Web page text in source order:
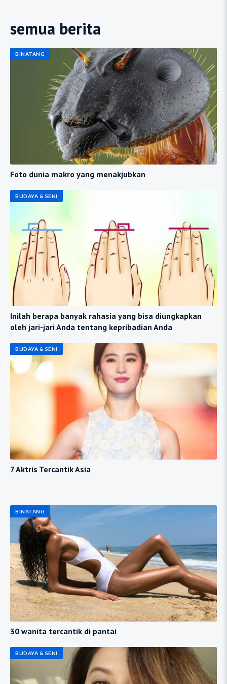
semua berita
BINATANG
Foto dunia makro yang menakjubkan
BUDAYA & SENI
Inilah berapa banyak rahasia yang bisa diungkapkan
oleh jari-jari Anda tentang kepribadian Anda
BUDAYA & SENI
7 Aktris Tercantik Asia
BINATANG
30 wanita tercantik di pantai
BUDAYA & SENI